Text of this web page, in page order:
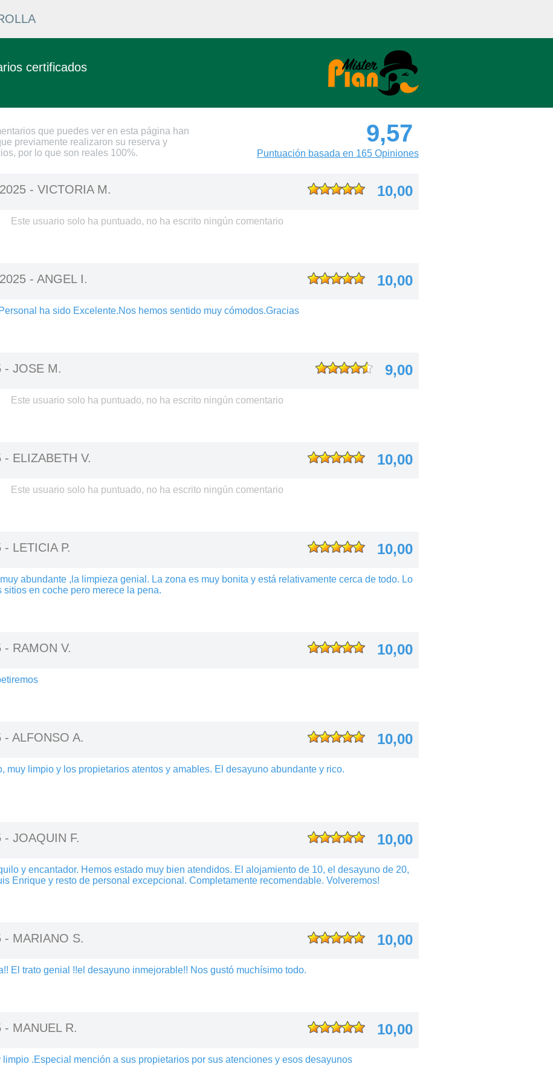
certificados
que puedes ver en esta página han
previamente realizaron su reserva y
por lo que son reales 100%.
9,57
Puntuación basada en 165 Opiniones
- VICTORIA M. 10,00
Este usuario solo ha puntuado, no ha escrito ningún comentario
- ANGEL I. 10,00
ha sido Excelente.Nos hemos sentido muy cómodos.Gracias
- JOSE M. 9,00
Este usuario solo ha puntuado, no ha escrito ningún comentario
- ELIZABETH V. 10,00
Este usuario solo ha puntuado, no ha escrito ningún comentario
- LETICIA P. 10,00
abundante ,la limpieza genial. La zona es muy bonita y está relativamente cerca de todo. Lo
en coche pero merece la pena.
- RAMON V. 10,00
- ALFONSO A. 10,00
muy limpio y los propietarios atentos y amables. El desayuno abundante y rico.
- JOAQUIN F. 10,00
y encantador. Hemos estado muy bien atendidos. El alojamiento de 10, el desayuno de 20,
Enrique y resto de personal excepcional. Completamente recomendable. Volveremos!
- MARIANO S. 10,00
El trato genial !!el desayuno inmejorable!! Nos gustó muchísimo todo.
- MANUEL R. 10,00
.Especial mención a sus propietarios por sus atenciones y esos desayunos